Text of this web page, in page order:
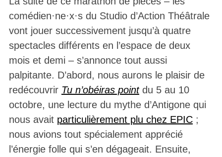
comédien·ne·x·s du Studio d’Action Théâtrale
vont jouer successivement jusqu’à quatre
spectacles différents en l’espace de deux
mois et demi – s’annonce tout aussi
palpitante. D’abord, nous aurons le plaisir de
redécouvrir Tu n’obéiras pointdu 5 au 10
octobre, une lecture du mythe d’Antigone qui
nous avait particulièrement plu chez EPIC;
nous avions tout spécialement apprécié
l’énergie folle qui s’en dégageait. Ensuite,